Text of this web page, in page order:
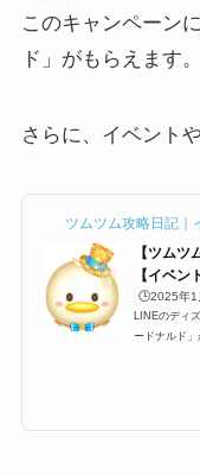
このキャンペーン
ド」がもらえます。
さらに、イベント
ツムツム攻略日記｜
【ツム
【イベン
🕒️2025年1
LINEのディ
ードナルド」